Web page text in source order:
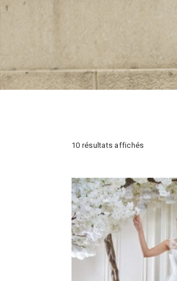
10 résultats affichésTrié
plus
récent